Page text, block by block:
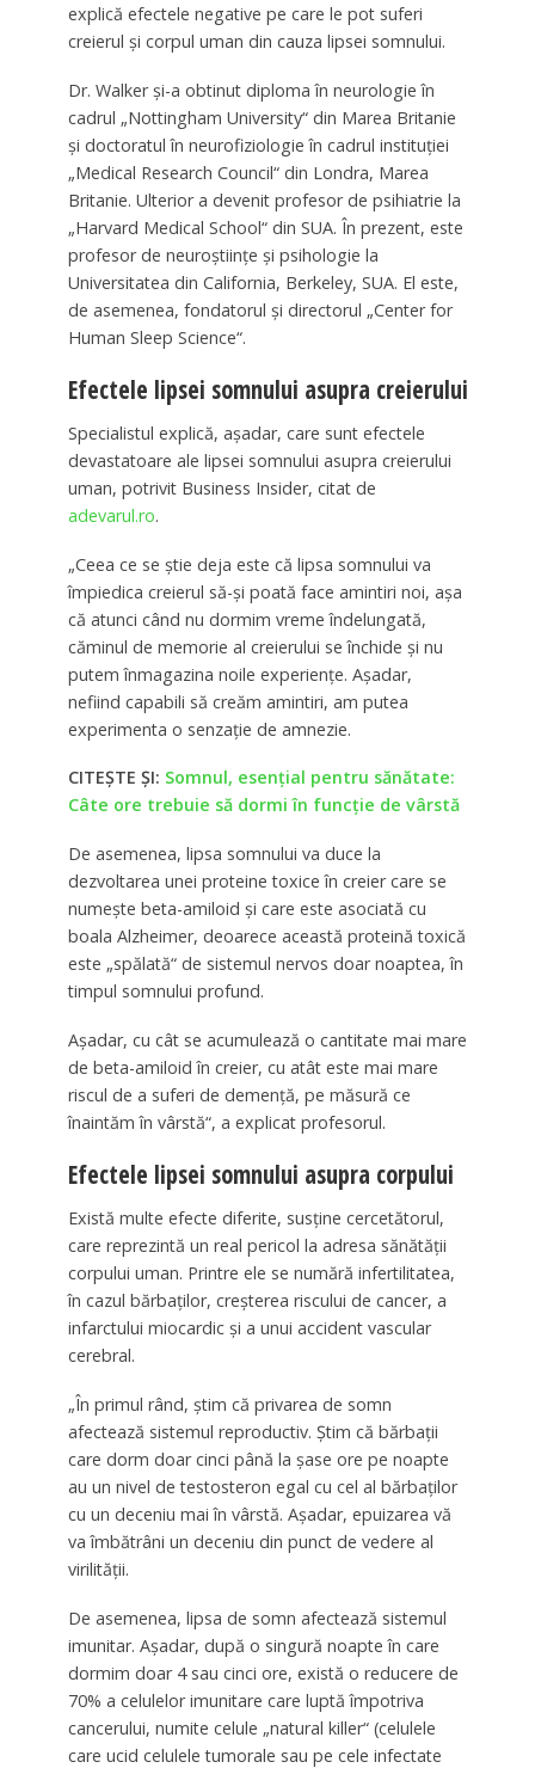
explică efectele negative pe care le pot suferi
creierul şi corpul uman din cauza lipsei somnului.
Dr. Walker şi-a obtinut diploma în neurologie în
cadrul „Nottingham University“ din Marea Britanie
şi doctoratul în neurofiziologie în cadrul instituţiei
„Medical Research Council“ din Londra, Marea
Britanie. Ulterior a devenit profesor de psihiatrie la
„Harvard Medical School“ din SUA. În prezent, este
profesor de neuroştiinţe şi psihologie la
Universitatea din California, Berkeley, SUA. El este,
de asemenea, fondatorul şi directorul „Center for
Human Sleep Science“.
Efectele lipsei somnului asupra creierului
Specialistul explică, aşadar, care sunt efectele
devastatoare ale lipsei somnului asupra creierului
uman, potrivit Business Insider, citat de
adevarul.ro.
„Ceea ce se ştie deja este că lipsa somnului va
împiedica creierul să-şi poată face amintiri noi, aşa
că atunci când nu dormim vreme îndelungată,
căminul de memorie al creierului se închide şi nu
putem înmagazina noile experienţe. Aşadar,
nefiind capabili să creăm amintiri, am putea
experimenta o senzaţie de amnezie.
CITEȘTE ȘI: Somnul, esențial pentru sănătate:
Câte ore trebuie să dormi în funcție de vârstă
De asemenea, lipsa somnului va duce la
dezvoltarea unei proteine toxice în creier care se
numeşte beta-amiloid şi care este asociată cu
boala Alzheimer, deoarece această proteină toxică
este „spălată“ de sistemul nervos doar noaptea, în
timpul somnului profund.
Aşadar, cu cât se acumulează o cantitate mai mare
de beta-amiloid în creier, cu atât este mai mare
riscul de a suferi de demenţă, pe măsură ce
înaintăm în vârstă“, a explicat profesorul.
Efectele lipsei somnului asupra corpului
Există multe efecte diferite, susţine cercetătorul,
care reprezintă un real pericol la adresa sănătăţii
corpului uman. Printre ele se numără infertilitatea,
în cazul bărbaţilor, creşterea riscului de cancer, a
infarctului miocardic şi a unui accident vascular
cerebral.
„În primul rând, ştim că privarea de somn
afectează sistemul reproductiv. Ştim că bărbaţii
care dorm doar cinci până la şase ore pe noapte
au un nivel de testosteron egal cu cel al bărbaţilor
cu un deceniu mai în vârstă. Aşadar, epuizarea vă
va îmbătrâni un deceniu din punct de vedere al
virilităţii.
De asemenea, lipsa de somn afectează sistemul
imunitar. Aşadar, după o singură noapte în care
dormim doar 4 sau cinci ore, există o reducere de
70% a celulelor imunitare care luptă împotriva
cancerului, numite celule „natural killer“ (celulele
care ucid celulele tumorale sau pe cele infectate